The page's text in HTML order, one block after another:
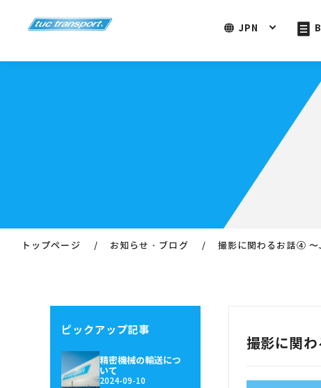
JPN
トップページ お知らせ・ブログ 撮影に関わるお話④
ピックアップ記事
精密機械の輸送につ
いて
2024-09-10
撮影に関